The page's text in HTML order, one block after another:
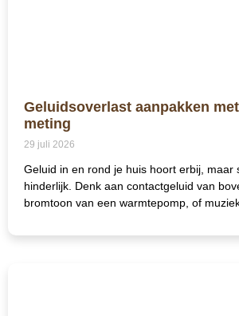
Geluidsoverlast aanpakken
meting
29 juli 2026
Geluid in en rond je huis hoort erbij, maar
hinderlijk. Denk aan contactgeluid van
bromtoon van een warmtepomp, of